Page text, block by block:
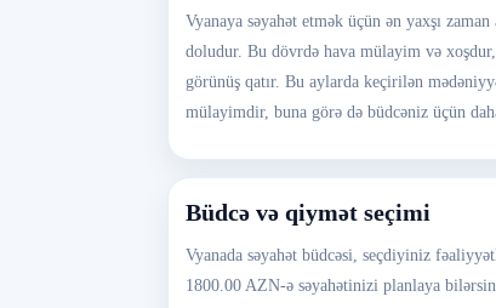
Vyanaya səyahət etmək üçün ən yaxşı
doludur. Bu dövrdə hava mülayim və
görünüş qatır. Bu aylarda keçirilən
mülayimdir, buna görə də büdcəniz üçün
Büdcə və qiymət seçimi
Vyanada səyahət büdcəsi, seçdiyiniz
1800.00 AZN-ə səyahətinizi planlaya